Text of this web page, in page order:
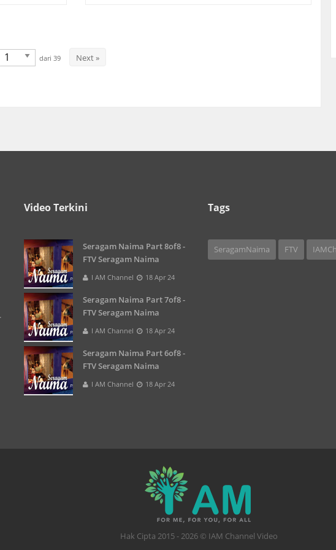
dari 39 Next »
Video Terkini
Seragam Naima Part 8of8 -
FTV Seragam Naima
I AM Channel 18 Apr 24
Seragam Naima Part 7of8 -
FTV Seragam Naima
I AM Channel 18 Apr 24
Seragam Naima Part 6of8 -
FTV Seragam Naima
I AM Channel 18 Apr 24
Tags
SeragamNaima FTV
Hak Cipta 2015 - 2026 © IAM Channel Video